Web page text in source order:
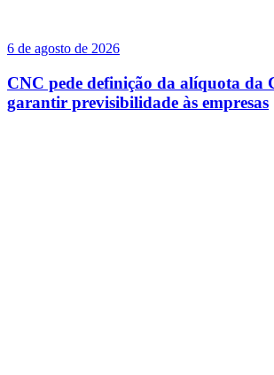
6 de agosto de 2026
CNC pede definição da alíquota da
garantir previsibilidade às empresas